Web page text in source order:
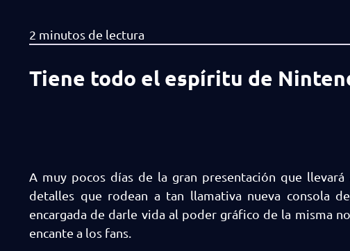
Tiene todo el espíritu de
A muy pocos días de la gran presentación que
detalles que rodean a tan llamativa nueva consola
encargada de darle vida al poder gráfico de la misma
encante a los fans.